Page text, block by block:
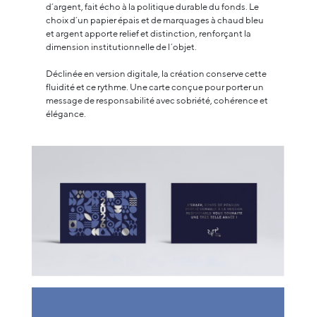
d’argent, fait écho à la politique durable du fonds. Le
choix d’un papier épais et de marquages à chaud bleu
et argent apporte relief et distinction, renforçant la
dimension institutionnelle de l’objet.
Déclinée en version digitale, la création conserve cette
fluidité et ce rythme. Une carte conçue pour porter un
message de responsabilité avec sobriété, cohérence et
élégance.